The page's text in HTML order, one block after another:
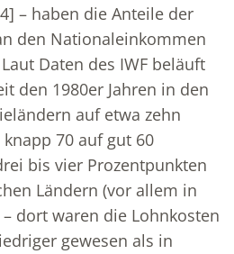
– haben die Anteile der
den Nationaleinkommen
Daten des IWF beläuft
den 1980er Jahren in den
auf etwa zehn
70 auf gut 60
bis vier Prozentpunkten
Ländern (vor allem in
– dort waren die Lohnkosten
gewesen als in